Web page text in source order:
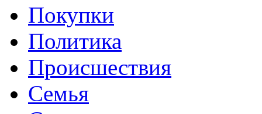
Покупки
Политика
Происшествия
Семья